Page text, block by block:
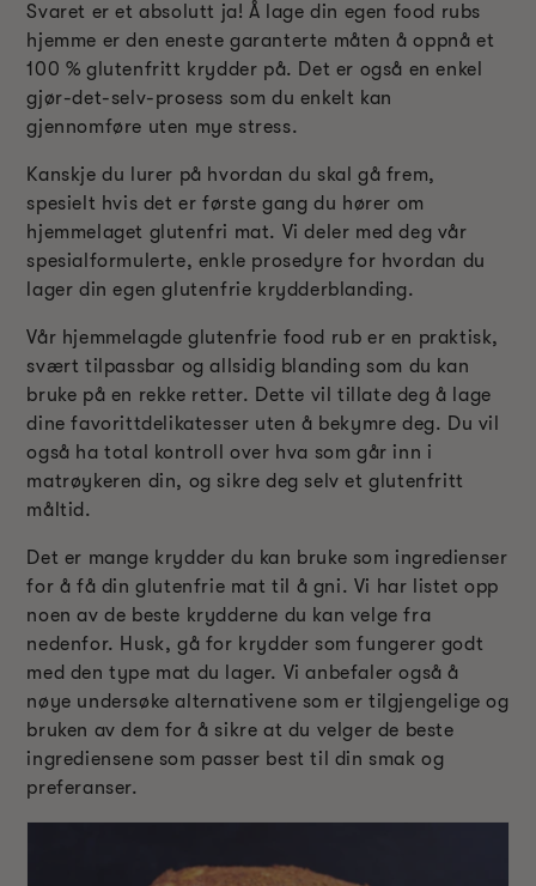
Svaret er et absolutt ja! Å lage din egen food rubs
hjemme er den eneste garanterte måten å oppnå et
100 % glutenfritt krydder på. Det er også en enkel
gjør-det-selv-prosess som du enkelt kan
gjennomføre uten mye stress.
Kanskje du lurer på hvordan du skal gå frem,
spesielt hvis det er første gang du hører om
hjemmelaget glutenfri mat. Vi deler med deg vår
spesialformulerte, enkle prosedyre for hvordan du
lager din egen glutenfrie krydderblanding.
Vår hjemmelagde glutenfrie food rub er en praktisk,
svært tilpassbar og allsidig blanding som du kan
bruke på en rekke retter. Dette vil tillate deg å lage
dine favorittdelikatesser uten å bekymre deg. Du vil
også ha total kontroll over hva som går inn i
matrøykeren din, og sikre deg selv et glutenfritt
måltid.
Det er mange krydder du kan bruke som ingredienser
for å få din glutenfrie mat til å gni. Vi har listet opp
noen av de beste krydderne du kan velge fra
nedenfor. Husk, gå for krydder som fungerer godt
med den type mat du lager. Vi anbefaler også å
nøye undersøke alternativene som er tilgjengelige og
bruken av dem for å sikre at du velger de beste
ingrediensene som passer best til din smak og
preferanser.